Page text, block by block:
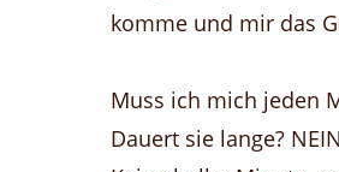
komme und mir das
Muss ich mich jeden
Dauert sie lange?